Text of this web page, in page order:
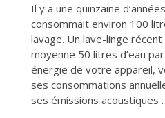
Il y a une quinzaine
consommait environ 100
lavage. Un lave-linge
moyenne 50 litres d’eau
énergie de votre appareil,
ses consommations
ses émissions acoustiques